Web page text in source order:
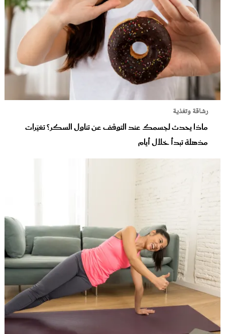
رشاقة وتغذية
ماذا يحدث لجسمك عند التوقف عن تناول السكر؟ تغيّرات
مذهلة تبدأ خلال أيام